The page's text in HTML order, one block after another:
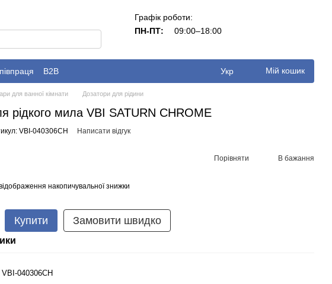
Графік роботи:
ПН-ПТ:
09:00–18:00
B2B Укр Мій кошик
для ванної кімнати Дозатори для рідини
рідкого мила VBI SATURN CHROME
VBI-040306CH Написати відгук
Порівняти В бажання
накопичувальної знижки
Купити Замовити швидко
VBI-040306CH